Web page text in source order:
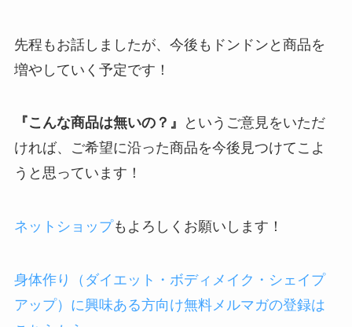
先程もお話しましたが、今後もドンドンと商品を
増やしていく予定です！
『こんな商品は無いの？』
というご意見をいただ
ければ、ご希望に沿った商品を今後見つけてこよ
うと思っています！
ネットショップもよろしくお願いします！
身体作り（ダイエット・ボディメイク・シェイプ
アップ）に興味ある方向け無料メルマガの登録は